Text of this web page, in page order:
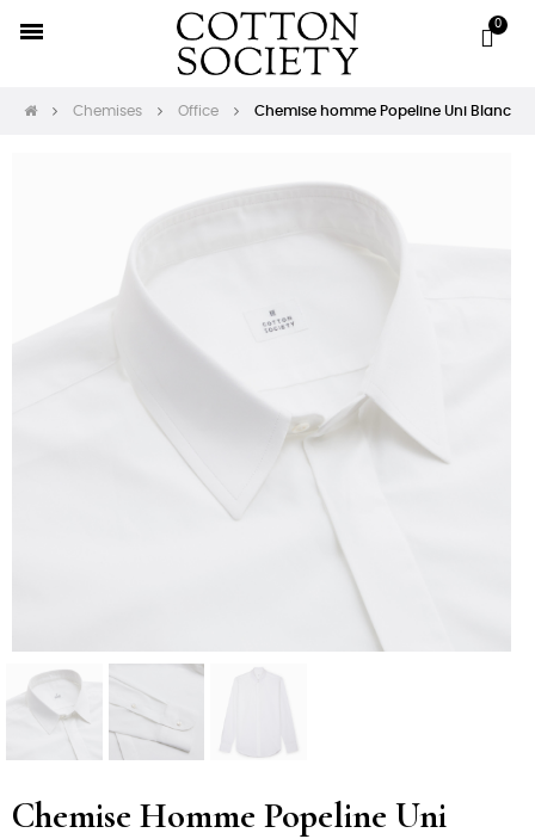
Chemises Office Chemise homme Popeline Uni Blanc
Chemise Homme Popeline Uni